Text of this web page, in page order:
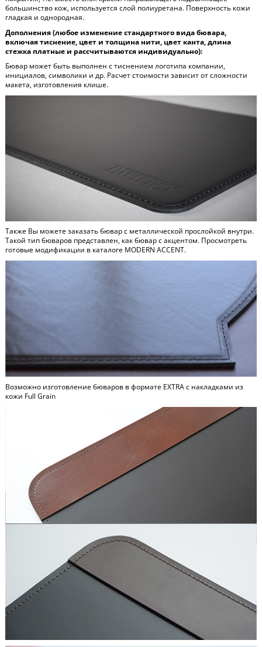
большинство кож, используется слой полиуретана. Поверхность кожи
гладкая и однородная.
Дополнения (любое изменение стандартного вида бювара,
включая тиснение, цвет и толщина нити, цвет канта, длина
стежка платные и рассчитываются индивидуально):
Бювар может быть выполнен с тиснением логотипа компании,
инициалов, символики и др. Расчет стоимости зависит от сложности
макета, изготовления клише.
Также Вы можете заказать бювар с металлической прослойкой внутри.
Такой тип бюваров представлен, как бювар с акцентом. Просмотреть
готовые модификации в каталоге MODERN ACCENT.
Возможно изготовление бюваров в формате EXTRAc накладками из
кожи Full Grain